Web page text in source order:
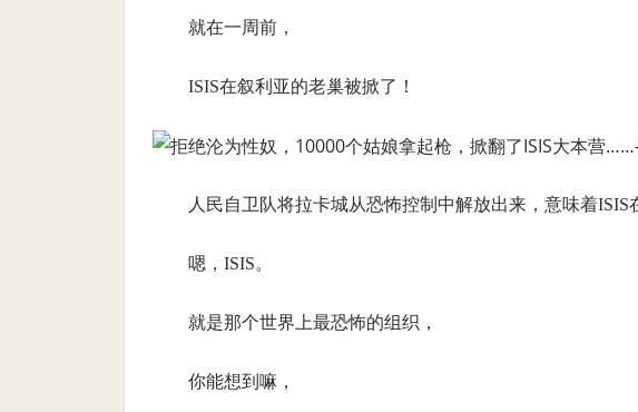
就在一周前，
ISIS在叙利亚的老巢被掀了！
人民自卫队将拉卡城从恐怖控制中解放出来，意味着
嗯，ISIS。
就是那个世界上最恐怖的组织，
你能想到嘛，